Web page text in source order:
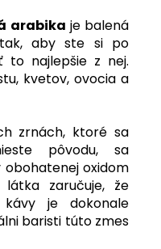
arabika je balená
aby ste si po
to najlepšie z nej.
kvetov, ovocia a
zrnách, ktoré sa
pôvodu, sa
oxidom
zaručuje, že
je dokonale
baristi túto zmes